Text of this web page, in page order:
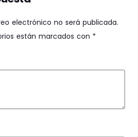
electrónico no será publicada.
están marcados con *